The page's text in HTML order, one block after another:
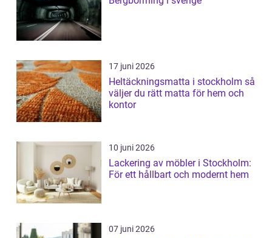
17 juni 2026
Heltäckningsmatta i stockholm så
väljer du rätt matta för hem och
kontor
10 juni 2026
Lackering av möbler i Stockholm:
För ett hållbart och modernt hem
07 juni 2026